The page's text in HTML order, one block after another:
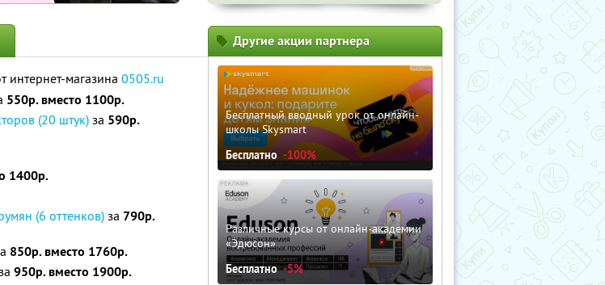
интернет-магазина 0505.ru
550р. вместо 1100р.
(20 штук) за 590р.
1400р.
(6 оттенков) за 790р.
850р. вместо 1760р.
950р. вместо 1900р.
Другие акции партнера
Бесплатный вводный урок от онлайн-
школы Skysmart
Бесплатно -100%
Различные курсы от онлайн-академии
«Эдюсон»
Бесплатно -5%